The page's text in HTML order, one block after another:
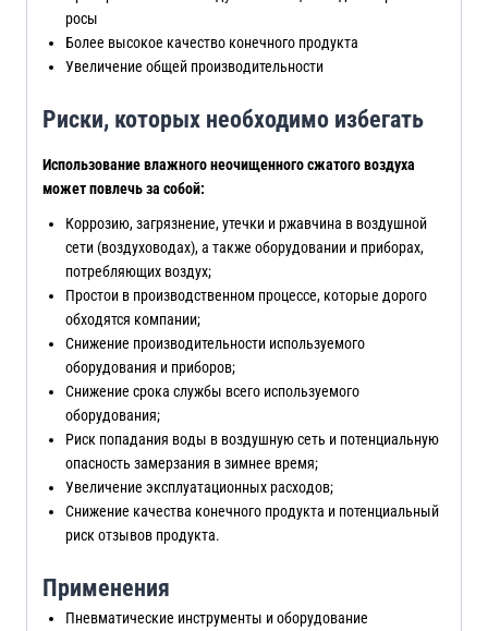
росы
Более высокое качество конечного продукта
Увеличение общей производительности
Риски, которых необходимо избегать
Использование влажного неочищенного сжатого воздуха
может повлечь за собой:
Коррозию, загрязнение, утечки и ржавчина в воздушной
сети (воздуховодах), а также оборудовании и приборах,
потребляющих воздух;
Простои в производственном процессе, которые дорого
обходятся компании;
Снижение производительности используемого
оборудования и приборов;
Снижение срока службы всего используемого
оборудования;
Риск попадания воды в воздушную сеть и потенциальную
опасность замерзания в зимнее время;
Увеличение эксплуатационных расходов;
Снижение качества конечного продукта и потенциальный
риск отзывов продукта.
Применения
Пневматические инструменты и оборудование